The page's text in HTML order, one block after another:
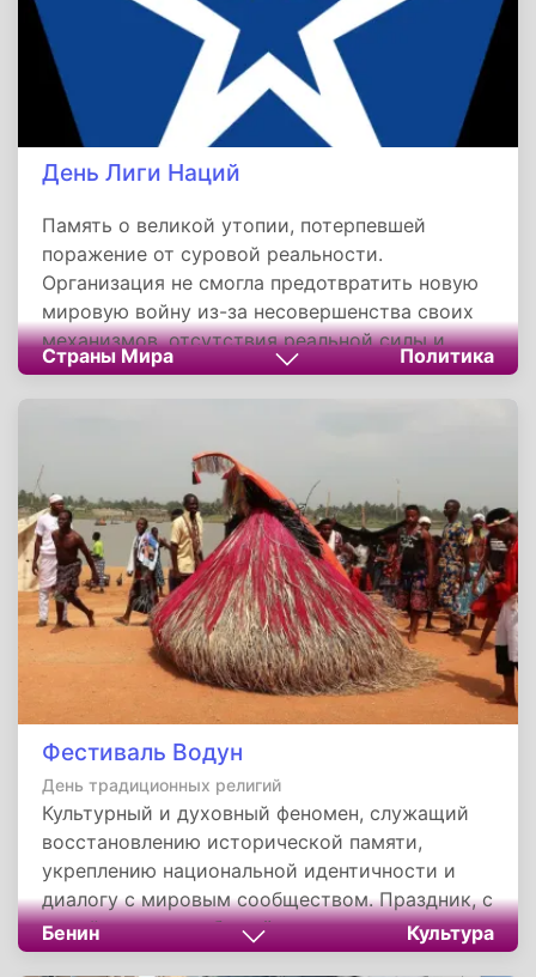
День Лиги Наций
Память о великой утопии, потерпевшей
поражение от суровой реальности.
Организация не смогла предотвратить новую
мировую войну из-за несовершенства своих
механизмов, отсутствия реальной силы и,
главное, недостатка политической воли у
безопасности, международного права и
гуманитарного сотрудничества, опробованные
в Женеве, были учтены при создании
Организации Объединённых Наций. Лига
Наций стала горьким, но необходимым
уроком, доказавшим, что дворец мира нельзя
построить на песке эгоизма и страха.
Страны Мира Политика
Фестиваль Водун
День традиционных религий
Культурный и духовный феномен, служащий
восстановлению исторической памяти,
укреплению национальной идентичности и
диалогу с мировым сообществом. Праздник, с
одной стороны, обращён внутрь, к своим
корням и традициям, а с другой — смело
Бенин Культура